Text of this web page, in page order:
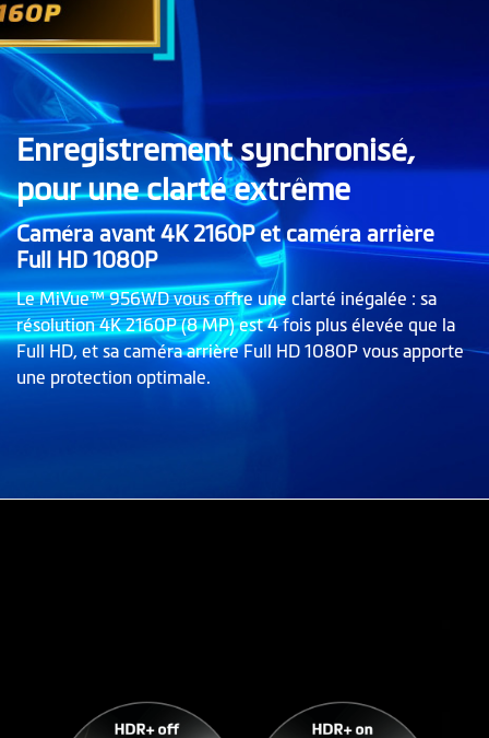
Enregistrement synchronisé,
pour une clarté extrême
Caméra avant 4K 2160P et caméra arrière
Full HD 1080P
Le MiVue™ 956WD vous offre une clarté inégalée : sa
résolution 4K 2160P (8 MP) est 4 fois plus élevée que la
Full HD, et sa caméra arrière Full HD 1080P vous apporte
une protection optimale.